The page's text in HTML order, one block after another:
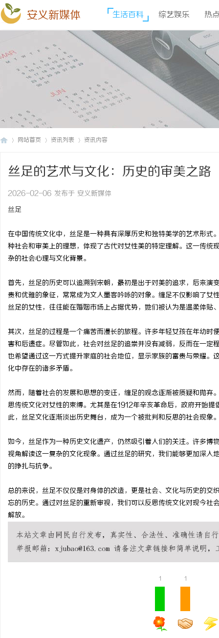
安义新媒体 生活百科 综艺娱乐 热
网站首页 资讯列表 资讯内容
丝足的艺术与文化：历史的审美之路
2026-02-06 发布于 安义新媒体
丝足
在中国传统文化中，丝足是一种具有深厚历史和独特美学的艺术形
种社会和审美上的理想，体现了古代对女性美的特定理解。这一传
杂的社会心理与文化背景。
首先，丝足的历史可以追溯到宋朝，最初是出于对美的追求，后来
贵和优雅的象征，常常成为文人墨客吟咏的对象。缠足不仅影响了
丝足的女性，往往能在婚姻市场上占据优势，她们被认为是温柔体贴
其次，丝足的过程是一个痛苦而漫长的旅程。许多年轻女孩在年幼
害和后遗症。尽管如此，社会对丝足的追崇并没有减弱，反而在一
也希望通过这一方式提升家庭的社会地位，显示家族的富贵与荣耀
化中存在的诸多矛盾。
然而，随着社会的发展和思想的变迁，缠足的观念逐渐被质疑和抛
思传统文化对女性的束缚。尤其是在1912年辛亥革命后，政府开始
此，丝足文化逐渐淡出历史舞台，成为一个被批判和反思的社会现象
如今，丝足作为一种历史文化遗产，仍然吸引着人们的关注。许多
视角解读这一复杂的文化现象。通过丝足的研究，我们能够更加深
的挣扎与抗争。
总的来说，丝足不仅仅是对身体的改造，更是社会、文化与历史的
忘的历史。通过对丝足的重新审视，我们可以反思传统文化对现今
解放。
1 1
全面解析2828电影网：